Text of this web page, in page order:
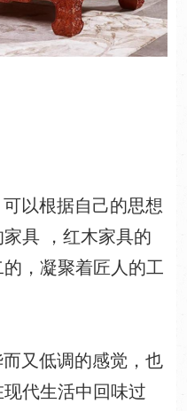
以根据自己的思想
具 ，红木家具的
，凝聚着匠人的工
又低调的感觉，也
代生活中回味过